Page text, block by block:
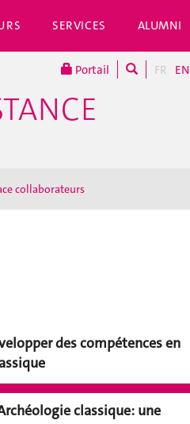
SERVICES ALUMNI
Portail FR EN
collaborateurs
des compétences en
classique: une